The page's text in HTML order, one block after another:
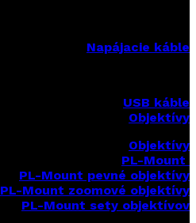
Napájacie káble
USB káble
Objektívy
Objektívy
PL-Mount
PL-Mount pevné objektívy
PL-Mount zoomové objektívy
PL-Mount sety objektívov